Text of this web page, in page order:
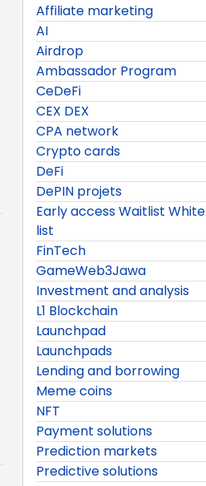
Affiliate marketing
AI
Airdrop
Ambassador Program
CeDeFi
CEX DEX
CPA network
Crypto cards
DeFi
DePIN projets
Early access Waitlist White
list
FinTech
GameWeb3Jawa
Investment and analysis
L1 Blockchain
Launchpad
Launchpads
Lending and borrowing
Meme coins
NFT
Payment solutions
Prediction markets
Predictive solutions